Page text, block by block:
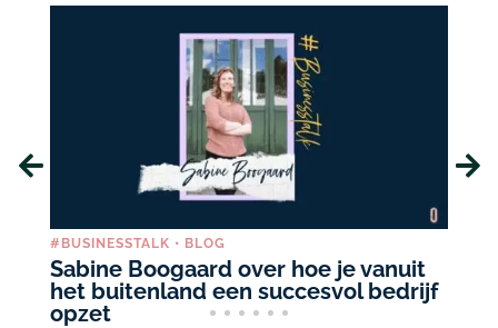
#BUSINESSTALK • BLOG
Sabine Boogaard over hoe je vanuit
het buitenland een succesvol bedrijf
opzet